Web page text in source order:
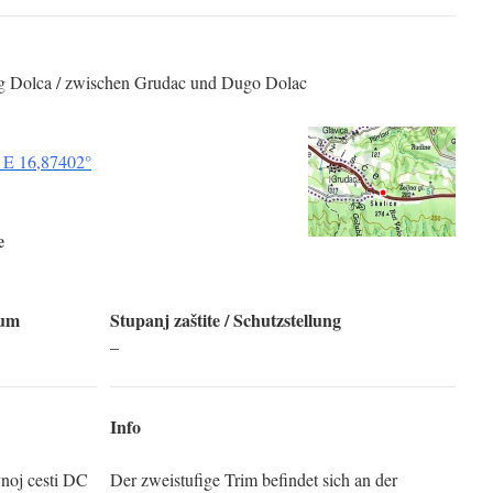
Dolca / zwischen Grudac und Dugo Dolac
16,87402°
cesti DC
Stupanj zaštite / Schutzstellung
–
Info
Der zweistufige Trim befindet sich an der